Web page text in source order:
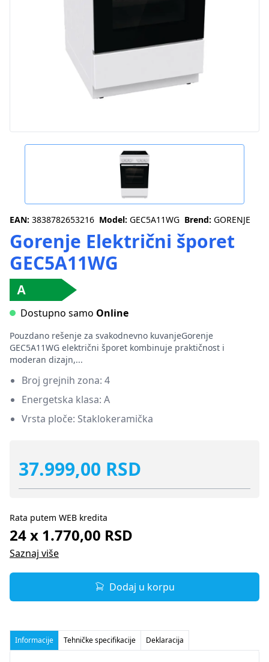
EAN: 3838782653216 Model: GEC5A11WG Brend: GORENJE
Gorenje Električni šporet
GEC5A11WG
Dostupno samo Online
Pouzdano rešenje za svakodnevno kuvanjeGorenje
GEC5A11WG električni šporet kombinuje praktičnost i
moderan dizajn,...
Broj grejnih zona: 4
Energetska klasa: A
Vrsta ploče: Staklokeramička
37.999,00 RSD
Rata putem WEB kredita
24 x 1.770,00 RSD
Saznaj više
Dodaj u korpu
Informacije Tehničke specifikacije Deklaracija